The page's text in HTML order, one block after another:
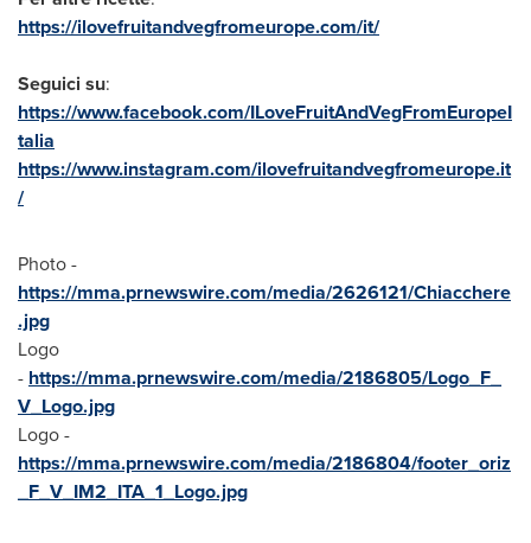
https://ilovefruitandvegfromeurope.com/it/
Seguici su:
https://www.facebook.com/ILoveFruitAndVegFromEuropeI
talia
https://www.instagram.com/ilovefruitandvegfromeurope.it
/
Photo -
https://mma.prnewswire.com/media/2626121/Chiacchere
.jpg
Logo
- https://mma.prnewswire.com/media/2186805/Logo_F_
V_Logo.jpg
Logo -
https://mma.prnewswire.com/media/2186804/footer_oriz
_F_V_IM2_ITA_1_Logo.jpg